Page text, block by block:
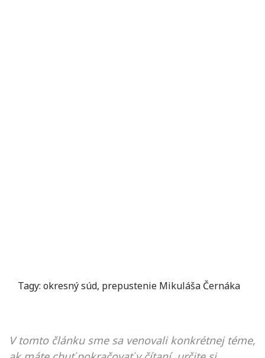
Tagy: okresný súd, prepustenie Mikuláša Černáka
V tomto článku sme sa venovali konkrétnej téme,